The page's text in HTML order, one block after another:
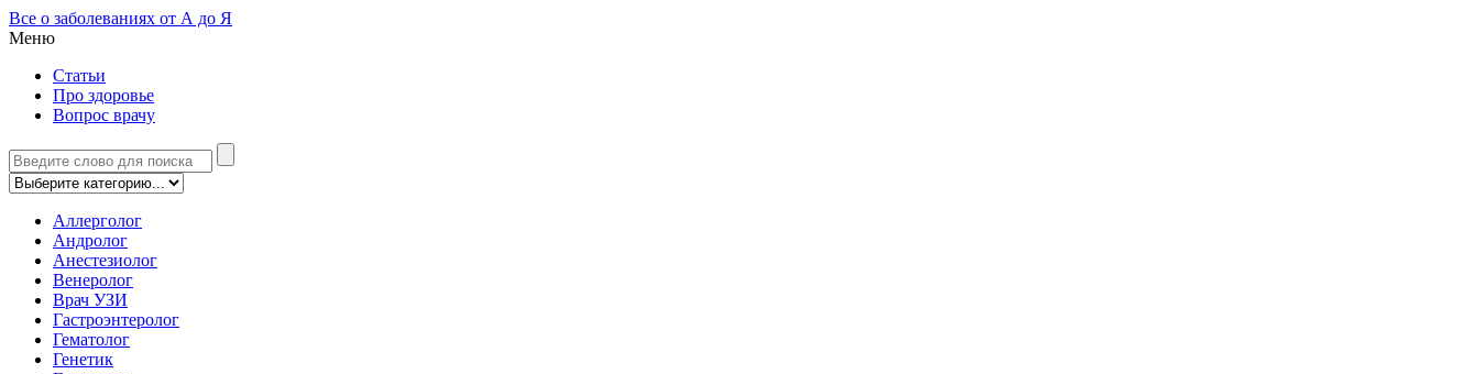
Все о заболеваниях от А до Я
Меню
Статьи
Про здоровье
Вопрос врачу
Аллерголог
Андролог
Анестезиолог
Венеролог
Врач УЗИ
Гастроэнтеролог
Гематолог
Генетик